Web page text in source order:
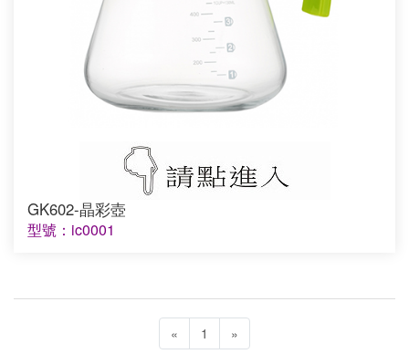
GK602-晶彩壺
型號：ic0001
« 1 »